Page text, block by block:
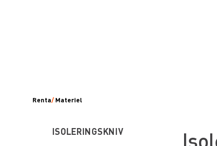
Renta/ Materiel
ISOLERINGSKNIV